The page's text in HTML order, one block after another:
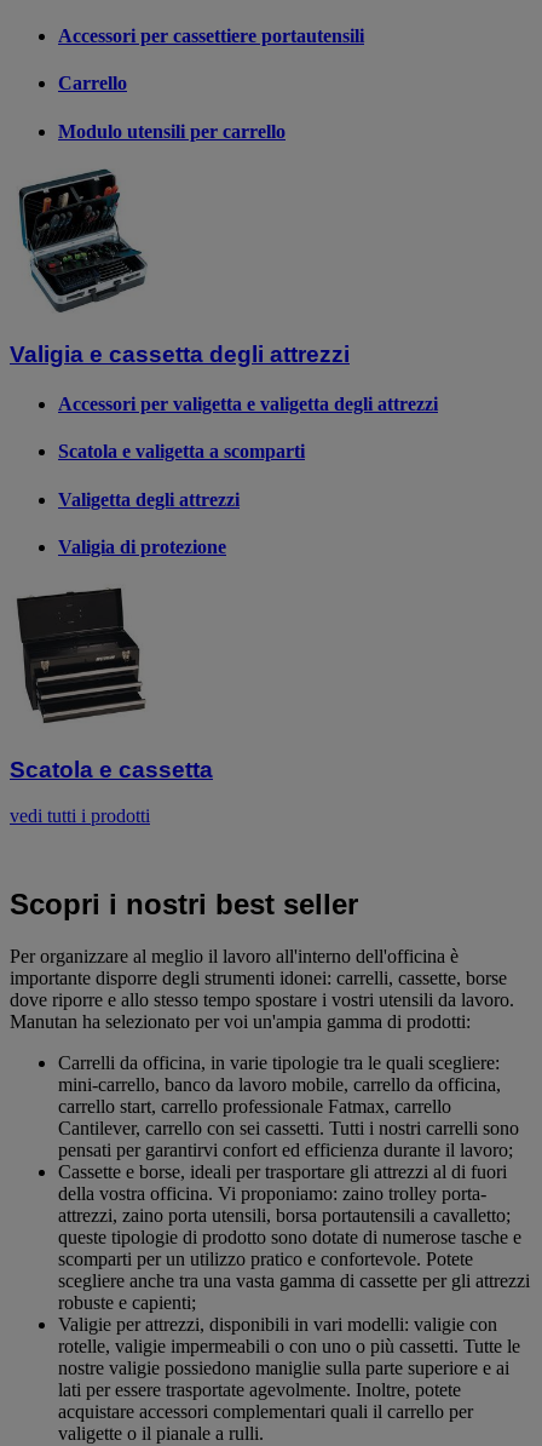
Accessori per cassettiere portautensili
Carrello
Modulo utensili per carrello
Valigia e cassetta degli attrezzi
Accessori per valigetta e valigetta degli attrezzi
Scatola e valigetta a scomparti
Valigetta degli attrezzi
Valigia di protezione
Scatola e cassetta
vedi tutti i prodotti
Scopri i nostri best seller
Per organizzare al meglio il lavoro all'interno dell'officina è
importante disporre degli strumenti idonei: carrelli, cassette, borse
dove riporre e allo stesso tempo spostare i vostri utensili da lavoro.
Manutan ha selezionato per voi un'ampia gamma di prodotti:
Carrelli da officina, in varie tipologie tra le quali scegliere:
mini-carrello, banco da lavoro mobile, carrello da officina,
carrello start, carrello professionale Fatmax, carrello
Cantilever, carrello con sei cassetti. Tutti i nostri carrelli sono
pensati per garantirvi confort ed efficienza durante il lavoro;
Cassette e borse, ideali per trasportare gli attrezzi al di fuori
della vostra officina. Vi proponiamo: zaino trolley porta-
attrezzi, zaino porta utensili, borsa portautensili a cavalletto;
queste tipologie di prodotto sono dotate di numerose tasche e
scomparti per un utilizzo pratico e confortevole. Potete
scegliere anche tra una vasta gamma di cassette per gli attrezzi
robuste e capienti;
Valigie per attrezzi, disponibili in vari modelli: valigie con
rotelle, valigie impermeabili o con uno o più cassetti. Tutte le
nostre valigie possiedono maniglie sulla parte superiore e ai
lati per essere trasportate agevolmente. Inoltre, potete
acquistare accessori complementari quali il carrello per
valigette o il pianale a rulli.